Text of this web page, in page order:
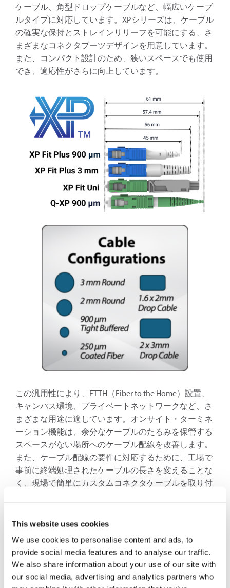
This website uses cookies
We use cookies to personalise content and ads, to
provide social media features and to analyse our traffic.
We also share information about your use of our site with
our social media, advertising and analytics partners who
ケーブル、角型ドロップケーブルなど、幅広いケーブ
ルタイプに対応しています。XPシリーズは、ケーブル
の確実な保持とストレインリリーフを可能にする、さ
まざまなコネクタブーツデザインを用意しています。
また、コンパクト設計のため、狭いスペースでも使用
でき、適応性がさらに向上しています。
この汎用性により、FTTH（Fiber to the Home）設置、
キャンパス環境、プライベートネットワークなど、さ
まざまな用途に適しています。オンサイト・ターミネ
ーション機能は、余分なケーブルのたるみを保管する
スペースがない場所へのケーブル配線を改善します。
また、ケーブル配線の要件に対応するために、工場で
事前に終端処理されたケーブルの長さを変えることな
く、現場で簡単にカスタムコネクタケーブルを取り付
トラブルシューティングとメンテナンスの改善
現場で取り付け可能なコネクターは、トラブルシュー
ティングとメンテナンスを容易にします。接続に障害